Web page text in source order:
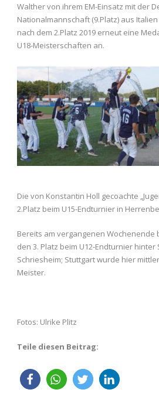
Walther von ihrem EM-Einsatz mit der
Nationalmannschaft (9.Platz) aus
nach dem 2.Platz 2019 erneut eine
U18-Meisterschaften an.
Die von Konstantin Holl gecoachte
2.Platz beim U15-Endturnier in
Bereits am vergangenen Wochenende
den 3. Platz beim U12-Endturnier hinter
Schriesheim; Stuttgart wurde hier
Meister.
Fotos: Ulrike Plitz
Teile diesen Beitrag: